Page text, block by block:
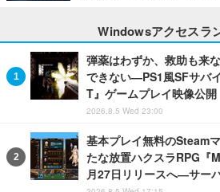
Windowsアクセスラ
弾薬はわずか、救助も来
できない―PS1風SFサバ
T』ゲームプレイ映像公開
2026.8.5 Wed 23:00
基本プレイ無料のSteam
たな放置ハクスラRPG
月27日リリースへ―サー